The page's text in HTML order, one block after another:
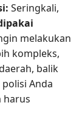
Seringkali,
melakukan
kompleks,
balik
Anda
harus